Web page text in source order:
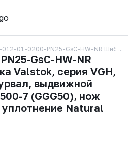
012-01-0200-PN25-GsC-HW-NR
GsC-HW-NR
Valstok, серия VGH,
выдвижной
7 (GGG50), нож
Natural